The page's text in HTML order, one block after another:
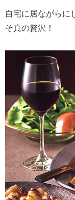
自宅に居ながらに
そ真の贅沢！